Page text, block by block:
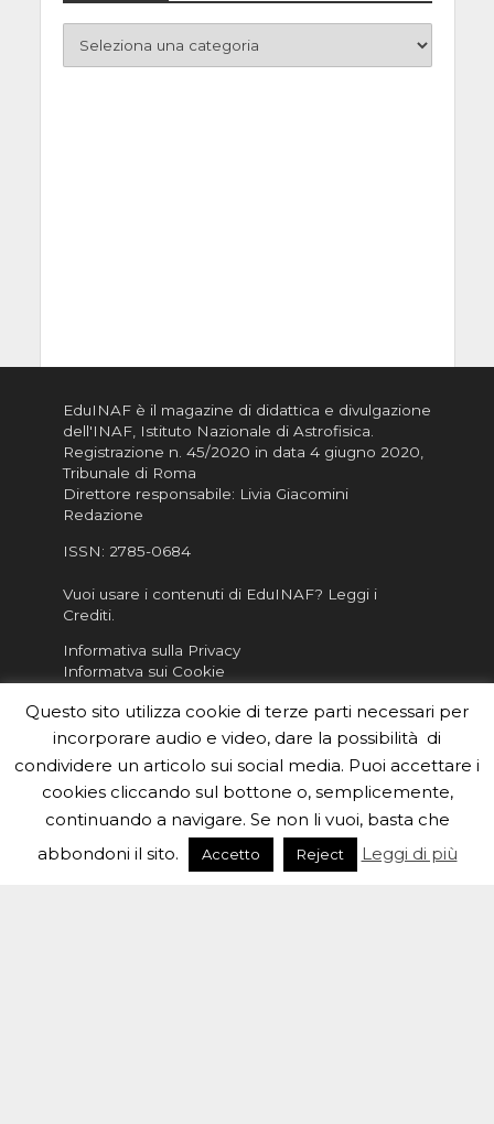
EduINAF è il magazine di didattica e divulgazione
dell'INAF, Istituto Nazionale di Astrofisica.
Registrazione n. 45/2020 in data 4 giugno 2020,
Tribunale di Roma
Direttore responsabile: Livia Giacomini
Redazione
ISSN: 2785-0684
Vuoi usare i contenuti di EduINAF? Leggi i
Crediti.
Informativa sulla Privacy
Informatva sui Cookie
Per la rubrica de l'Astronomo risponde, per
inviarci le tue foto o i tuoi contributi, scrivici a
redazione.edu [chiocciola] inaf.it oppure
compila
il form
Sei un insegnante? Scarica la nostrabrochureda
distribuire nella tua scuola e…
Questo sito utilizza cookie di terze parti necessari per
incorporare audio e video, dare la possibilità di
condividere un articolo sui social media. Puoi accettare i
cookies cliccando sul bottone o, semplicemente,
continuando a navigare. Se non li vuoi, basta che
abbondoni il sito.
Accetto Reject Leggi di più